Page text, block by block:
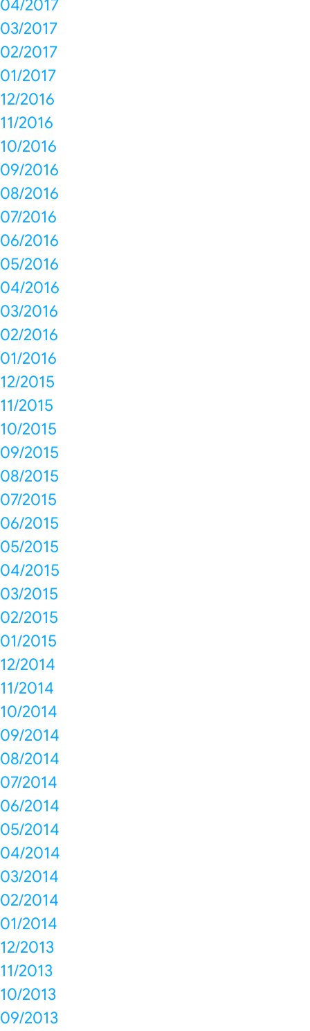
04/2017
03/2017
02/2017
01/2017
12/2016
11/2016
10/2016
09/2016
08/2016
07/2016
06/2016
05/2016
04/2016
03/2016
02/2016
01/2016
12/2015
11/2015
10/2015
09/2015
08/2015
07/2015
06/2015
05/2015
04/2015
03/2015
02/2015
01/2015
12/2014
11/2014
10/2014
09/2014
08/2014
07/2014
06/2014
05/2014
04/2014
03/2014
02/2014
01/2014
12/2013
11/2013
10/2013
09/2013